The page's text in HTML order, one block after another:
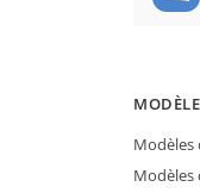
Modèles